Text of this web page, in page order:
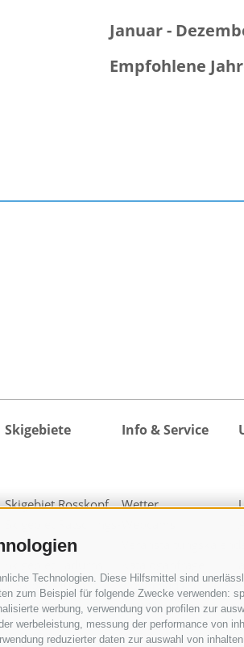
Technologien. Diese Hilfsmittel sind
zum Beispiel für folgende Zwecke verwenden:
werbung, verwendung von profilen zur
werbeleistung, messung der performance von
reduzierter daten zur auswahl von
Januar -
Empfohlene
Skigebiete
Skigebiet Rosskopf
Jaufen
1 Skipass für alle
Skigebiete
Info & Service
Wetter
Downloads
Fotos
Videos